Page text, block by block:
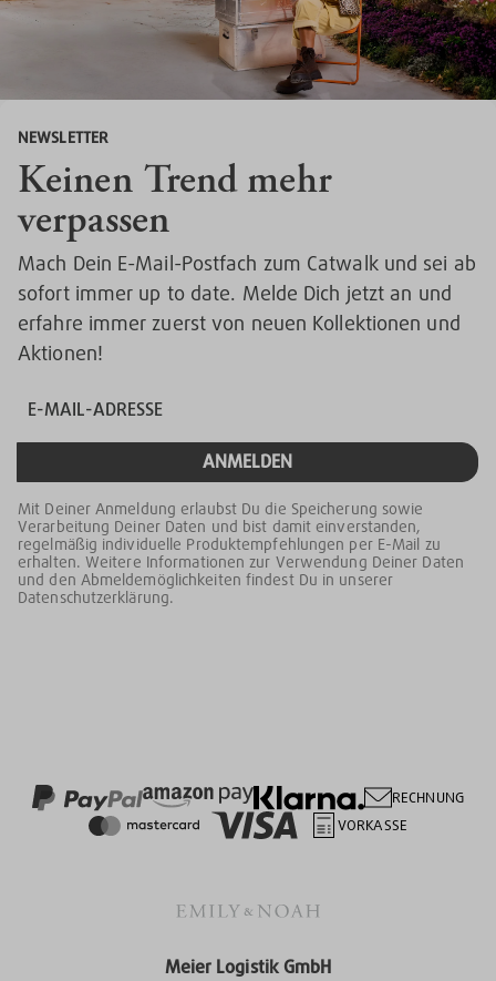
NEWSLETTER
Keinen Trend mehr
verpassen
Mach Dein E-Mail-Postfach zum Catwalk und sei ab
sofort immer up to date. Melde Dich jetzt an und
erfahre immer zuerst von neuen Kollektionen und
Aktionen!
ANMELDEN
Mit Deiner Anmeldung erlaubst Du die Speicherung sowie
Verarbeitung Deiner Daten und bist damit einverstanden,
regelmäßig individuelle Produktempfehlungen per E-Mail zu
erhalten. Weitere Informationen zur Verwendung Deiner Daten
und den Abmeldemöglichkeiten findest Du in unserer
Datenschutzerklärung.
RECHNUNG
VORKASSE
Meier Logistik GmbH